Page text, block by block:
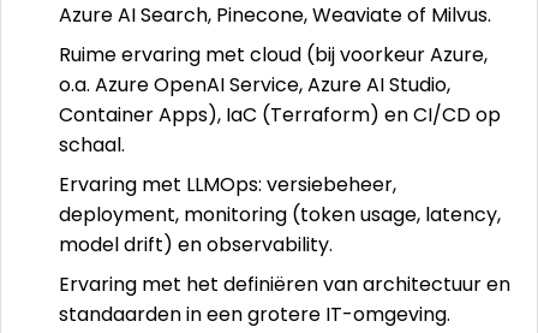
Azure AI Search, Pinecone, Weaviate of Milvus.
Ruime ervaring met cloud (bij voorkeur Azure,
o.a. Azure OpenAI Service, Azure AI Studio,
Container Apps), IaC (Terraform) en CI/CD op
schaal.
Ervaring met LLMOps: versiebeheer,
deployment, monitoring (token usage, latency,
model drift) en observability.
Ervaring met het definiëren van architectuur en
standaarden in een grotere IT-omgeving.